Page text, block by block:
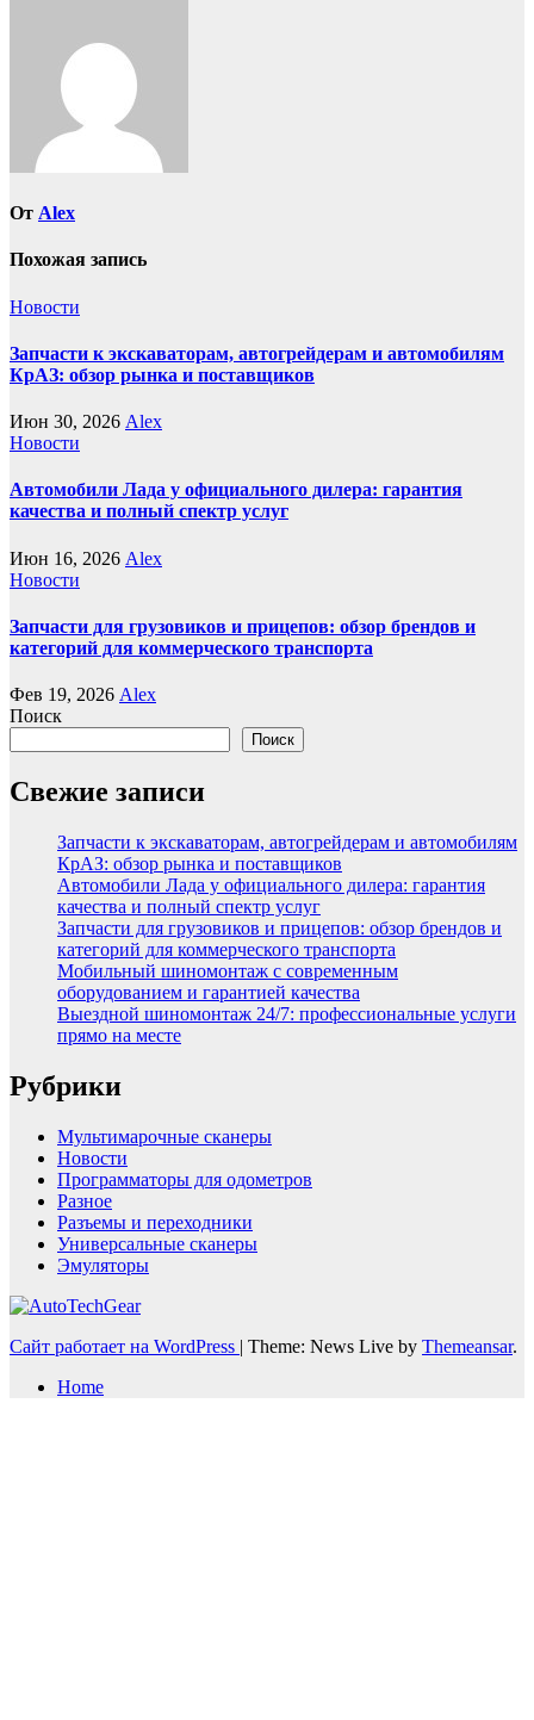
От Alex
Похожая запись
Новости
Запчасти к экскаваторам, автогрейдерам и автомобилям
КрАЗ: обзор рынка и поставщиков
Июн 30, 2026 Alex
Новости
Автомобили Лада у официального дилера: гарантия
качества и полный спектр услуг
Июн 16, 2026 Alex
Новости
Запчасти для грузовиков и прицепов: обзор брендов и
категорий для коммерческого транспорта
Фев 19, 2026 Alex
Поиск
Поиск
Свежие записи
Запчасти к экскаваторам, автогрейдерам и автомобилям
КрАЗ: обзор рынка и поставщиков
Автомобили Лада у официального дилера: гарантия
качества и полный спектр услуг
Запчасти для грузовиков и прицепов: обзор брендов и
категорий для коммерческого транспорта
Мобильный шиномонтаж с современным
оборудованием и гарантией качества
Выездной шиномонтаж 24/7: профессиональные услуги
прямо на месте
Рубрики
Мультимарочные сканеры
Новости
Программаторы для одометров
Разное
Разъемы и переходники
Универсальные сканеры
Эмуляторы
Сайт работает на WordPress | Theme: News Live by Themeansar.
Home